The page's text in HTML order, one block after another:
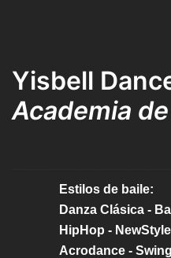
Yisbell
Academia
Estilos de baile:
Danza Clásica -
HipHop -
Acrodance -